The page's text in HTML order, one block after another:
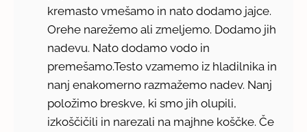
kremasto vmešamo in nato dodamo jajce.
Orehe narežemo ali zmeljemo. Dodamo jih
nadevu. Nato dodamo vodo in
premešamo.Testo vzamemo iz hladilnika in
nanj enakomerno razmažemo nadev. Nanj
položimo breskve, ki smo jih olupili,
izkoščičili in narezali na majhne koščke. Če